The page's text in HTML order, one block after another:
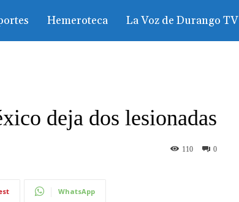
Hemeroteca La Voz de Durango TV
deja dos lesionadas
0
110
WhatsApp